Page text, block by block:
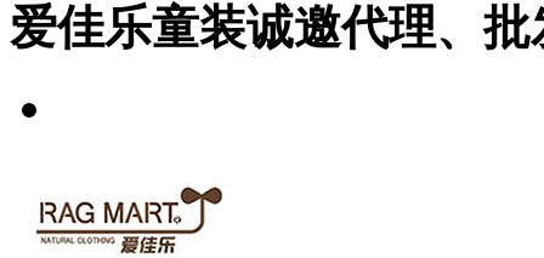
爱佳乐童装诚邀代理、批